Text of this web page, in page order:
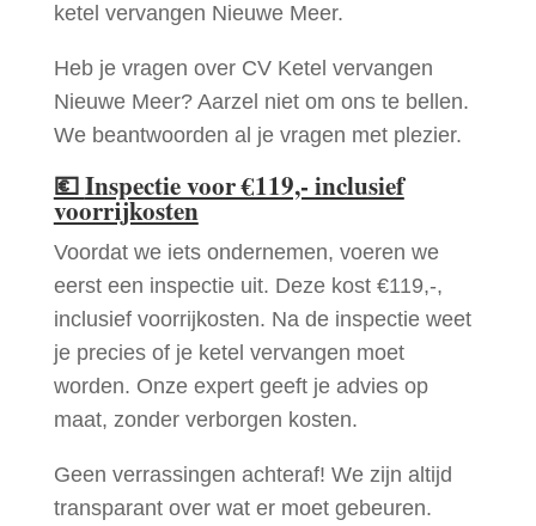
ketel vervangen Nieuwe Meer.
Heb je vragen over CV Ketel vervangen
Nieuwe Meer? Aarzel niet om ons te bellen.
We beantwoorden al je vragen met plezier.
💶Inspectie voor €119,- inclusief
voorrijkosten
Voordat we iets ondernemen, voeren we
eerst een inspectie uit. Deze kost €119,-,
inclusief voorrijkosten. Na de inspectie weet
je precies of je ketel vervangen moet
worden. Onze expert geeft je advies op
maat, zonder verborgen kosten.
Geen verrassingen achteraf! We zijn altijd
transparant over wat er moet gebeuren.